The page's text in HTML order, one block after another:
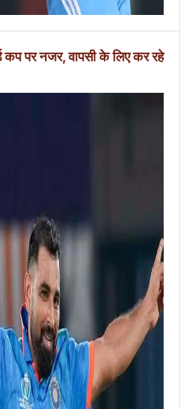
कप पर नजर, वापसी के लिए कर रहे